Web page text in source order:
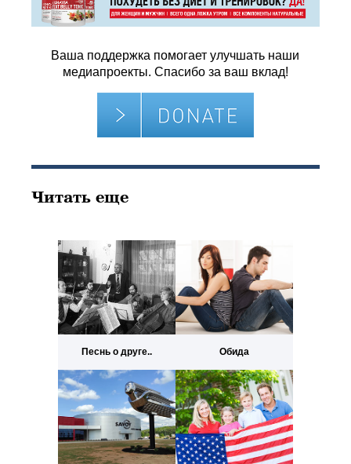
Ваша поддержка помогает улучшать наши
медиапроекты. Спасибо за ваш вклад!
Читать еще
Песнь о друге.. Обида